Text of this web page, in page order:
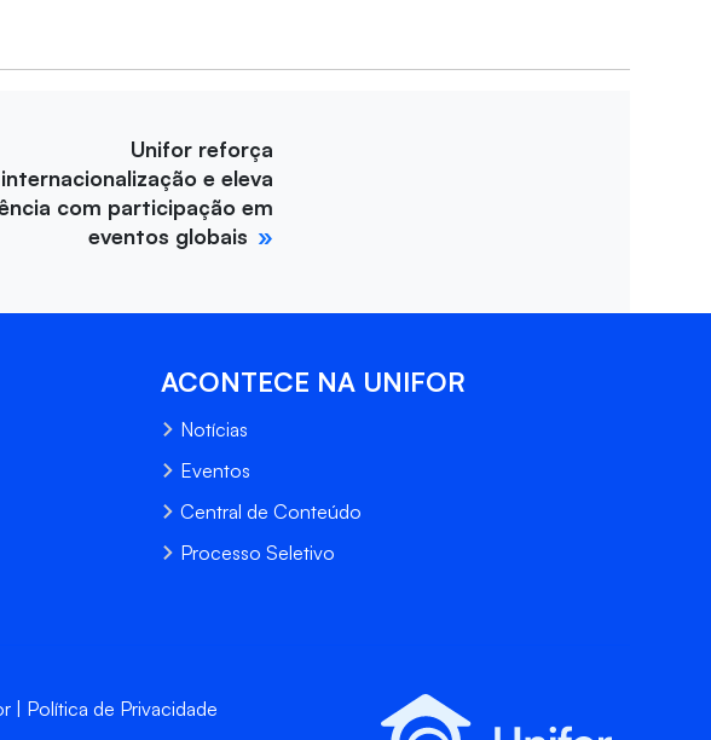
Unifor reforça
internacionalização e eleva
com participação em
eventos globais
ACONTECE NA UNIFOR
Notícias
Eventos
Central de Conteúdo
Processo Seletivo
Política de Privacidade